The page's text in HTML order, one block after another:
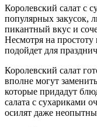
Королевский салат с
популярных закусок,
пикантный вкус и
Несмотря на простоту
подойдет для
Королевский салат
вполне могут
которые придадут
салата с сухариками
осилят даже